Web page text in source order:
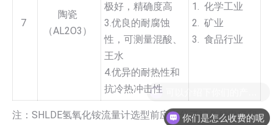
7
陶瓷
（AL2O3）
极好，精确度高
3.优良的耐腐蚀
性，可测量混酸、
王水
4.优异的耐热性和
抗冷热冲击性
1. 化学工业
2. 矿业
3. 食品行业
注：SHLDE氢氧化铵流量计选型前应充分了解各种电极和
你们是怎么收费的呢